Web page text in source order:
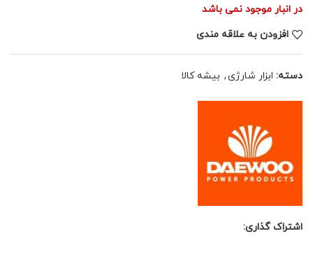
در انبار موجود نمی باشد
افزودن به علاقه مندی
دسته: ابزار شارژی, بیشه کالا
اشتراک گذاری: